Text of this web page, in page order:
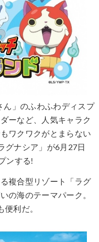
ん」のふわふわディスプ
ーなど、人気キャラク
ワクワクがとまらない
グナシア」が6月27日
ンする!
複合型リゾート「ラグ
の海のテーマパーク。
利だ。